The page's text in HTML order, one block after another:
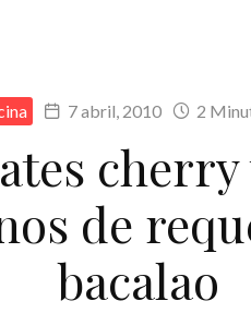
7 abril, 2010 2
de
bacalao